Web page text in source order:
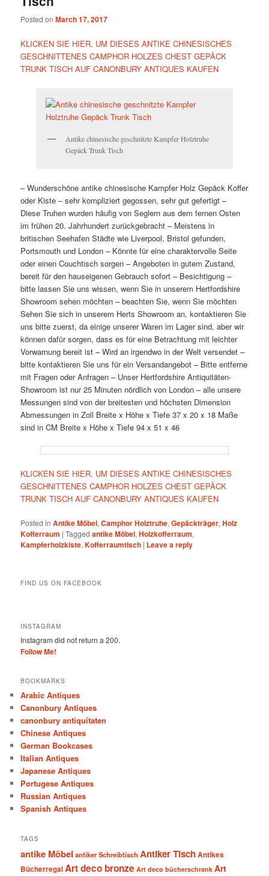
Posted onMarch 17, 2017
KLICKEN SIE HIER, UM DIESES ANTIKE CHINESISCHES
GESCHNITTENES CAMPHOR HOLZES CHEST GEPÄCK
TRUNK TISCH AUF CANONBURY ANTIQUES KAUFEN
Antike chinesische geschnitzte Kampfer Holztruhe
Gepäck Trunk Tisch
– Wunderschöne antike chinesische Kampfer Holz Gepäck Koffer
oder Kiste – sehr kompliziert gegossen, sehr gut gefertigt –
Diese Truhen wurden häufig von Seglern aus dem fernen Osten
im frühen 20. Jahrhundert zurückgebracht – Meistens in
britischen Seehafen Städte wie Liverpool, Bristol gefunden,
Portsmouth und London – Könnte für eine charaktervolle Seite
oder einen Couchtisch sorgen – Angeboten in gutem Zustand,
bereit für den hauseigenen Gebrauch sofort – Besichtigung –
bitte lassen Sie uns wissen, wenn Sie in unserem Hertfordshire
Showroom sehen möchten – beachten Sie, wenn Sie möchten
Sehen Sie sich in unserem Herts Showroom an, kontaktieren Sie
uns bitte zuerst, da einige unserer Waren im Lager sind, aber wir
können dafür sorgen, dass es für eine Betrachtung mit leichter
Vorwarnung bereit ist – Wird an irgendwo in der Welt versendet –
bitte kontaktieren Sie uns für ein Versandangebot – Bitte entferne
mit Fragen oder Anfragen – Unser Hertfordshire Antiquitäten-
Showroom ist nur 25 Minuten nördlich von London – alle unsere
Messungen sind von der breitesten und höchsten Dimension
Abmessungen in Zoll Breite x Höhe x Tiefe 37 x 20 x 18 Maße
sind in CM Breite x Höhe x Tiefe 94 x 51 x 46
KLICKEN SIE HIER, UM DIESES ANTIKE CHINESISCHES
GESCHNITTENES CAMPHOR HOLZES CHEST GEPÄCK
TRUNK TISCH AUF CANONBURY ANTIQUES KAUFEN
Posted in Antike Möbel,Camphor Holztruhe,Gepäckträger,Holz
Kofferraum |Tagged antike Möbel,Holzkofferraum,
Kampferholzkiste,Kofferraumtisch | Leave a reply
FIND US ON FACEBOOK
INSTAGRAM
Instagram did not return a 200.
Follow Me!
BOOKMARKS
Arabic Antiques
Canonbury Antiques
canonbury antiquitaten
Chinese Antiques
German Bookcases
Italian Antiques
Japanese Antiques
Portugese Antiques
Russian Antiques
Spanish Antiques
TAGS
antike Möbel antiker Schreibtisch Antiker TischAntikes
BücherregalArt deco bronze Art deco bücherschrank Art